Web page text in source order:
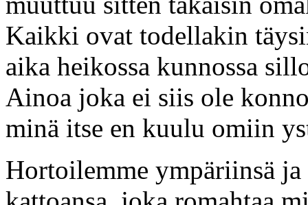
Kaikki ovat todellakin
aika heikossa kunnossa
Ainoa joka ei siis ole
minä itse en kuulu omiin
Hortoilemme ympäriinsä